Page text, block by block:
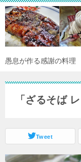
愚息が作る感謝の料理
「ざるそば
Tweet